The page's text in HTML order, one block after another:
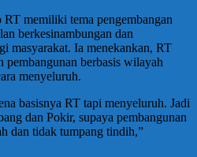
memiliki tema pengembangan
berkesinambungan dan
masyarakat. Ia menekankan, RT
pembangunan berbasis wilayah
menyeluruh.
basisnya RT tapi menyeluruh. Jadi
dan Pokir, supaya pembangunan
dan tidak tumpang tindih,”